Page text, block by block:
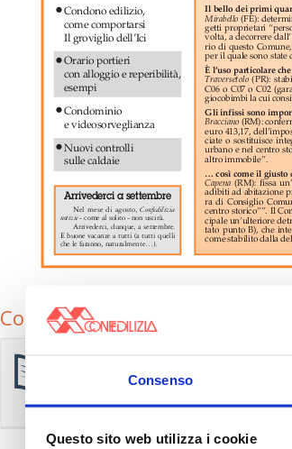
Consenso
Questo sito web utilizza i cookie
Confedilizia notizie – Luglio
raccolta completa e aggiornata
riservata agli associati.Sfoglia questo